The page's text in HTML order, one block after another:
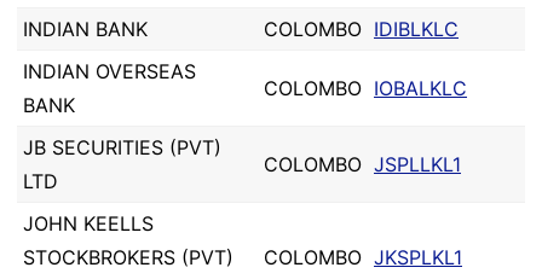
INDIAN BANK COLOMBO IDIBLKLC
INDIAN OVERSEAS
BANK
COLOMBO IOBALKLC
JB SECURITIES (PVT)
LTD
COLOMBO JSPLLKL1
JOHN KEELLS
STOCKBROKERS (PVT)
COLOMBO JKSPLKL1